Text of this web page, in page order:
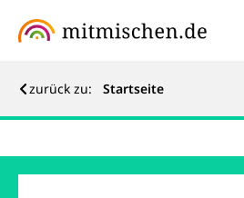
zurück zu: Startseite